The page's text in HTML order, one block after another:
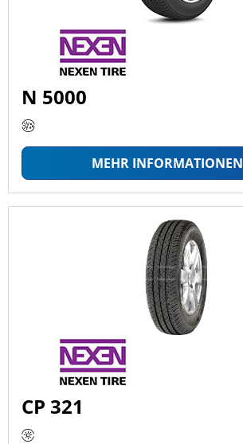
N 5000
MEHR INFORMATIONEN
CP 321